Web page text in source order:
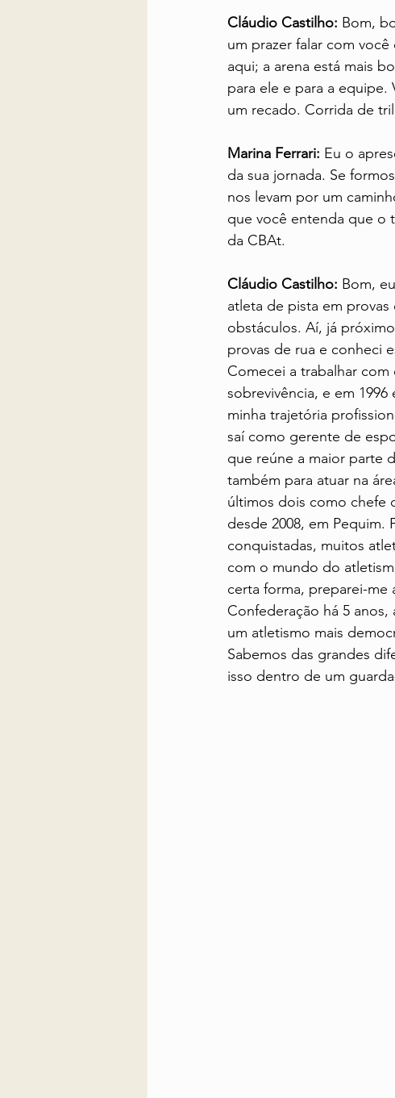
Cláudio Castilho: Bom,
um prazer falar com
aqui; a arena está mais
para ele e para a equipe.
um recado. Corrida de
Marina Ferrari: Eu o
da sua jornada. Se
nos levam por um
que você entenda que o
da CBAt.
Cláudio Castilho: Bom,
atleta de pista em
obstáculos. Aí, já
provas de rua e conheci
Comecei a trabalhar
sobrevivência, e em
minha trajetória
saí como gerente de
que reúne a maior parte
também para atuar na
últimos dois como chefe
desde 2008, em Pequim.
conquistadas, muitos
com o mundo do
certa forma, preparei-
Confederação há 5
um atletismo mais
Sabemos das grandes
isso dentro de um